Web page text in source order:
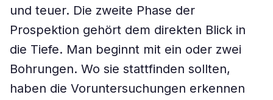
und teuer. Die zweite Phase der
Prospektion gehört dem direkten Blick in
die Tiefe. Man beginnt mit ein oder zwei
Bohrungen. Wo sie stattfinden sollten,
haben die Voruntersuchungen erkennen